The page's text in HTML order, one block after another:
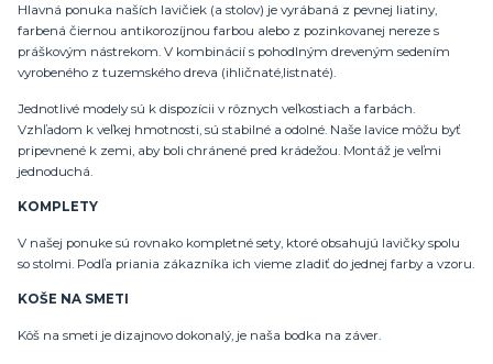
Hlavná ponuka naších lavičiek (a stolov) je vyrábaná z pevnej liatiny,
farbená čiernou antikorozíjnou farbou alebo z pozinkovanej nereze s
práškovým nástrekom. V kombinácií s pohodlným dreveným sedením
vyrobeného z tuzemského dreva (ihličnaté,listnaté).
Jednotlivé modely sú k dispozícii v rôznych veľkostiach a farbách.
Vzhľadom k veľkej hmotnosti, sú stabilné a odolné. Naše lavice môžu byť
pripevnené k zemi, aby boli chránené pred krádežou. Montáž je veľmi
jednoduchá.
KOMPLETY
V našej ponuke sú rovnako kompletné sety, ktoré obsahujú lavičky spolu
so stolmi. Podľa priania zákazníka ich vieme zladiť do jednej farby a vzoru.
KOŠE NA SMETI
Kôš na smeti je dizajnovo dokonalý, je naša bodka na záver.